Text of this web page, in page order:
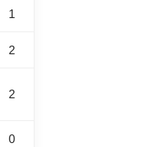
1
2
2
0